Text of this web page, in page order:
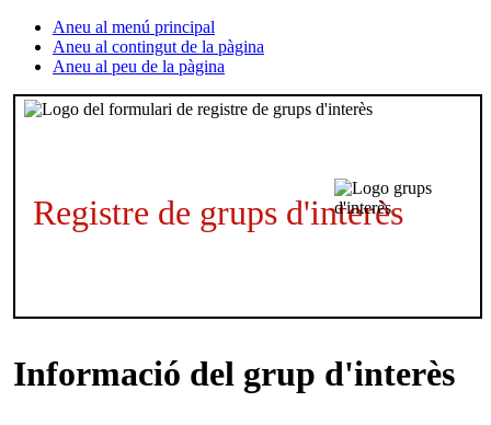
Aneu al menú principal
Aneu al contingut de la pàgina
Aneu al peu de la pàgina
Registre de grups d'interès
Informació del grup d'interès